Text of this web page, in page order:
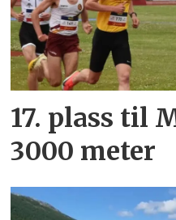
17. plass til
3000 meter